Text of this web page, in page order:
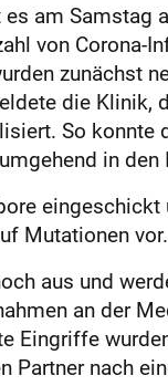
am Samstag
von Corona-
zunächst
die Klinik,
So
in
Mutationen vor.
aus und
an der
Eingriffe
nach